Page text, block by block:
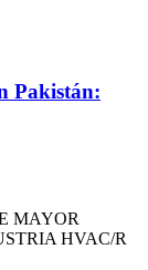
Pakistán:
MAYOR
HVAC/R